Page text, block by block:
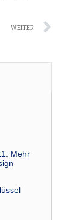
WEITER
Mehr